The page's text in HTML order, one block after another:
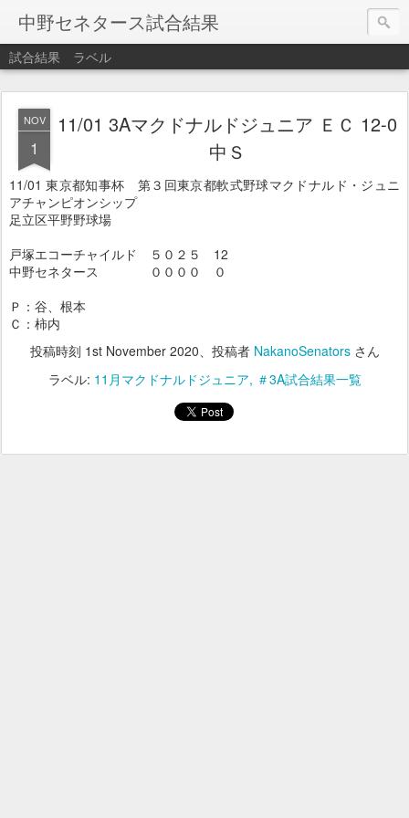
中野セネタース試合結果
試合結果 ラベル
NOV
1
11/01 3Aマクドナルドジュニア ＥＣ 12-0
中Ｓ
11/01 東京都知事杯 第３回東京都軟式野球マクドナルド・ジュニ
アチャンピオンシップ
足立区平野野球場
戸塚エコーチャイルド ５０２５ 12
中野セネタース ００００ ０
Ｐ：谷、根本
Ｃ：柿内
投稿時刻 1st November 2020、投稿者 NakanoSenatorsさん
ラベル: 11月マクドナルドジュニア ＃3A試合結果一覧